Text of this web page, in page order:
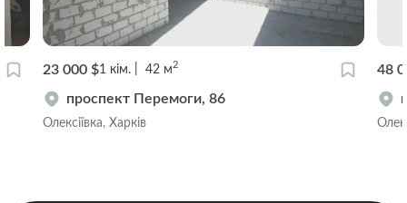
23 000 $1 кім. 42 м2
проспект Перемоги, 86
Олексіївка, Харків
48